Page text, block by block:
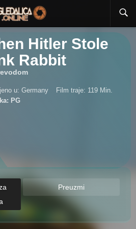
Hitler Stole
Rabbit
u: Germany
Film traje: 119 Min.
PG
Preuzmi